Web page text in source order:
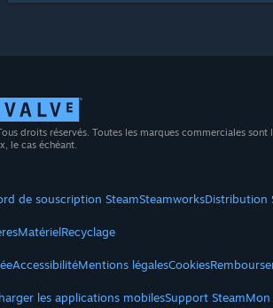
droits réservés. Toutes les marques commerciales
le cas échéant.
de souscription SteamSteamworksDistribution
MatérielRecyclage
AccessibilitéMentions légalesCookies
les applications mobilesSupport Steam